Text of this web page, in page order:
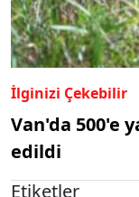
İlginizi Çekebilir
Van'da 500'e
edildi
Etiketler